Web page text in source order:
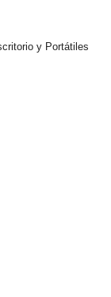
y Portátiles